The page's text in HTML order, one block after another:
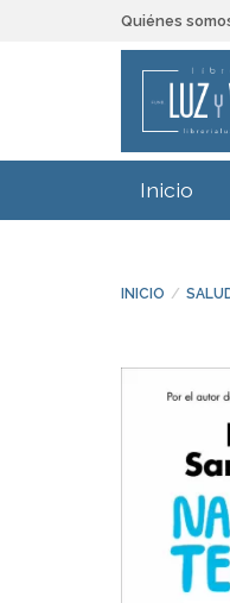
Quiénes
Inicio
INICIO